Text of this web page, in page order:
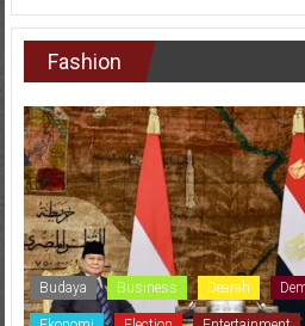
Fashion
Budaya Business Dearah